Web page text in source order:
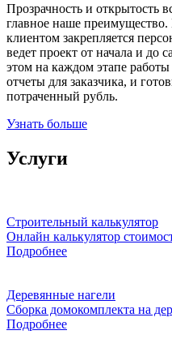
Прозрачность и открытость
главное наше преимущество.
клиентом закрепляется
ведет проект от начала и до
этом на каждом этапе
отчеты для заказчика, и
потраченный рубль.
Узнать больше
Услуги
Строительный калькулятор
Онлайн калькулятор
Подробнее
Деревянные нагели
Сборка домокомплекта на
Подробнее